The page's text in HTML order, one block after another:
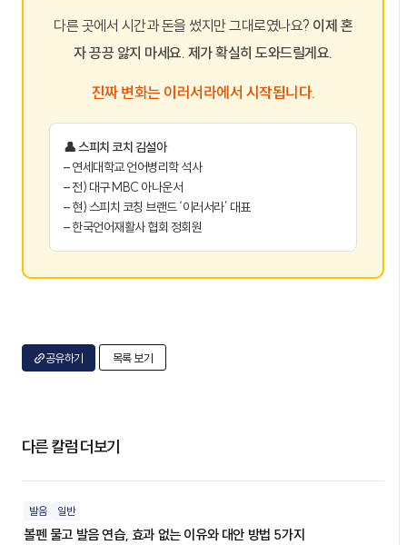
다른 곳에서 시간과 돈을 썼지만 그대로였나요? 이제 혼
자 끙끙 앓지 마세요. 제가 확실히 도와드릴게요.
진짜 변화는 이러서라에서 시작됩니다.
👤 스피치 코치 김설아
– 연세대학교 언어병리학 석사
– 전) 대구 MBC 아나운서
– 현) 스피치 코칭 브랜드 ‘이러서라’ 대표
– 한국언어재활사 협회 정회원
공유하기 목록 보기
다른 칼럼 더보기
발음 일반
볼펜 물고 발음 연습, 효과 없는 이유와 대안 방법 5가지